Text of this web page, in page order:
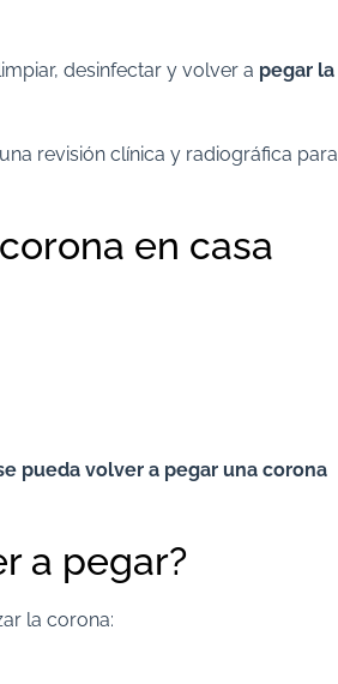
desinfectar y volver a pegar la
revisión clínica y radiográfica para
en casa
pueda volver a pegar una corona
a pegar?
la corona: